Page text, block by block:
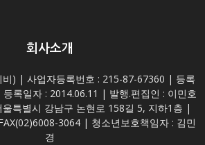
회사소개
) | 사업자등록번호 : 215-87-67360 | 등록
록일자 : 2014.06.11 | 발행.편집인 : 이민호
특별시 강남구 논현로 158길 5, 지하1층 |
3064 | 청소년보호책임자 : 김민
경